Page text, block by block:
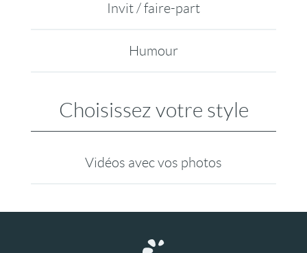
Invit / faire-part
Humour
Choisissez votre style
Vidéos avec vos photos